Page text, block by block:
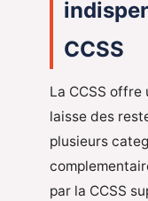
CCSS
La CCSS
laisse des
plusieurs
par la CCSS